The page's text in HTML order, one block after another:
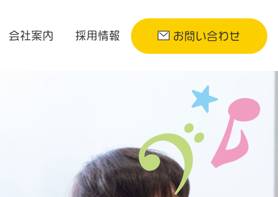
会社案内 採用情報 お問い合わせ